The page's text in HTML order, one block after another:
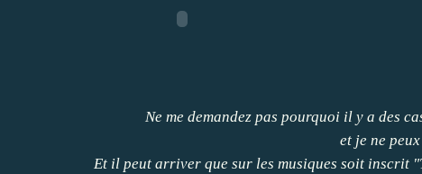
Ne me demandez pas pourquoi il y a des
et je ne
Et il peut arriver que sur les musiques soit inscrit